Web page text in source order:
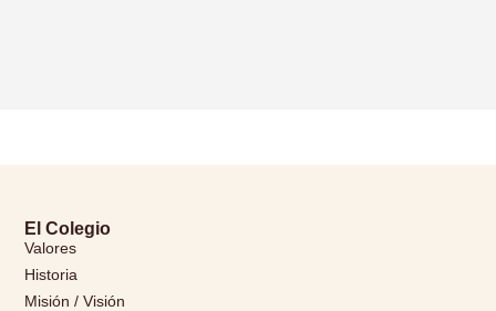
El Colegio
Valores
Historia
Misión / Visión